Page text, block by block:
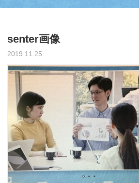
senter画像
2019.11.25